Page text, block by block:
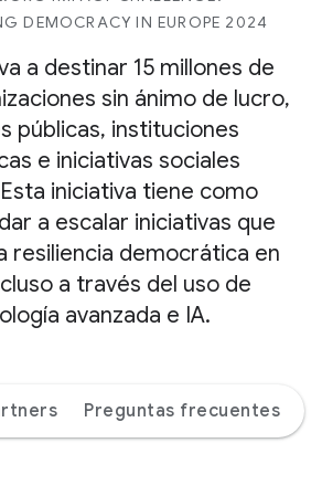
DEMOCRACY IN EUROPE 2024
a destinar 15 millones de
sin ánimo de lucro,
públicas, instituciones
e iniciativas sociales
iniciativa tiene como
a escalar iniciativas que
resiliencia democrática en
a través del uso de
avanzada e IA.
Preguntas frecuentes